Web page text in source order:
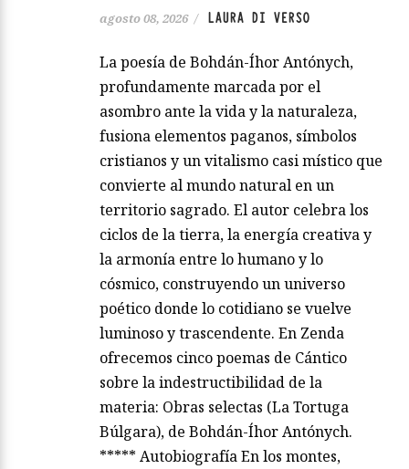
agosto 08, 2026 / LAURA DI VERSO
La poesía de Bohdán-Íhor Antónych,
profundamente marcada por el
asombro ante la vida y la naturaleza,
fusiona elementos paganos, símbolos
cristianos y un vitalismo casi místico que
convierte al mundo natural en un
territorio sagrado. El autor celebra los
ciclos de la tierra, la energía creativa y
la armonía entre lo humano y lo
cósmico, construyendo un universo
poético donde lo cotidiano se vuelve
luminoso y trascendente. En Zenda
ofrecemos cinco poemas de Cántico
sobre la indestructibilidad de la
materia: Obras selectas (La Tortuga
Búlgara), de Bohdán-Íhor Antónych.
***** Autobiografía En los montes,